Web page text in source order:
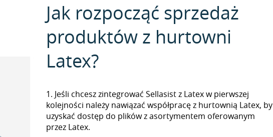
Jak rozpocząć sprzedaż
produktów z hurtowni
Latex?
1. Jeśli chcesz zintegrować Sellasist z Latex w pierwszej
kolejności należy nawiązać współpracę z hurtownią Latex, by
uzyskać dostęp do plików z asortymentem oferowanym
przez Latex.